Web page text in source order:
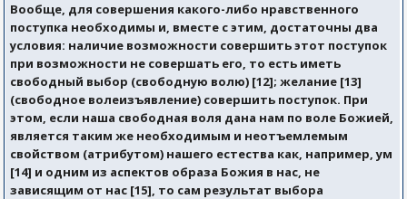
Вообще, для совершения какого-либо нравственного
поступка необходимы и, вместе с этим, достаточны два
условия: наличие возможности совершить этот поступок
при возможности не совершать его, то есть иметь
свободный выбор (свободную волю) [12]; желание [13]
(свободное волеизъявление) совершить поступок. При
этом, если наша свободная воля дана нам по воле Божией,
является таким же необходимым и неотъемлемым
свойством (атрибутом) нашего естества как, например, ум
[14] и одним из аспектов образа Божия в нас, не
зависящим от нас [15], то сам результат выбора